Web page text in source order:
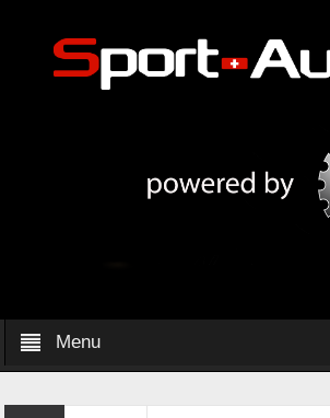
Menu